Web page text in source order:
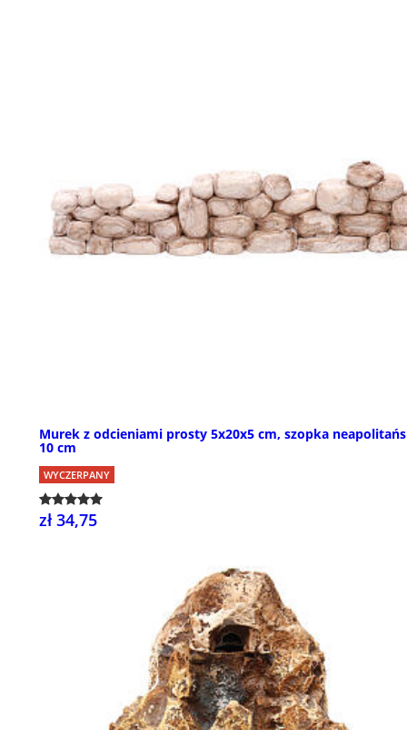
Murek z odcieniami prosty 5x20x5 cm, szopka
10 cm
WYCZERPANY
zł 34,75